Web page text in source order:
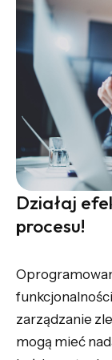
Działaj
procesu!
zarządzanie
mogą mieć